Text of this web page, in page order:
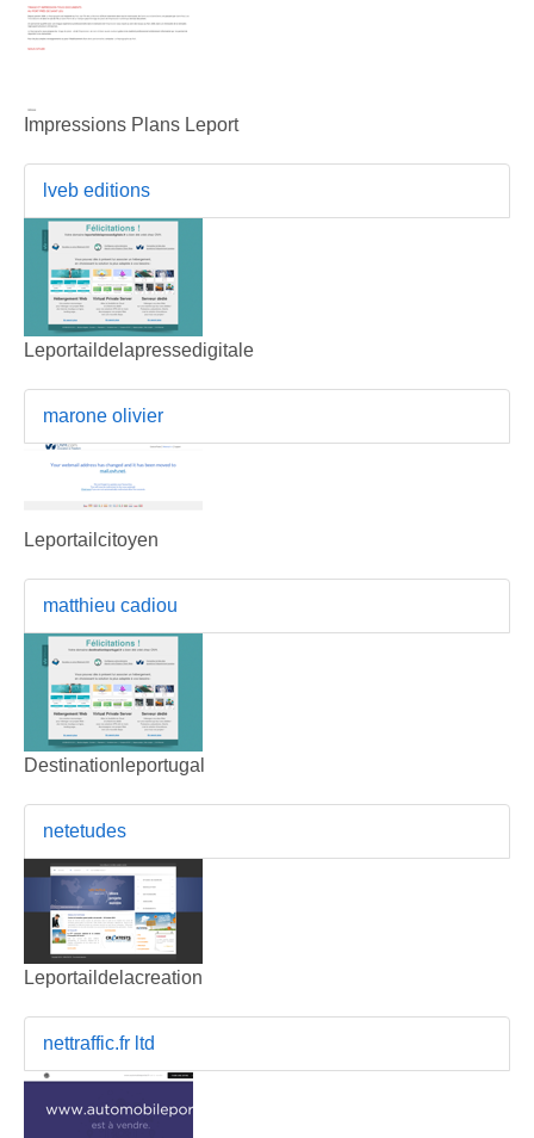
Impressions Plans Leport
lveb editions
Leportaildelapressedigitale
marone olivier
Leportailcitoyen
matthieu cadiou
Destinationleportugal
netetudes
Leportaildelacreation
nettraffic.fr ltd